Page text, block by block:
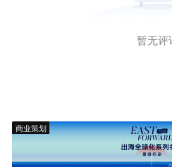
暂无评
商业策划